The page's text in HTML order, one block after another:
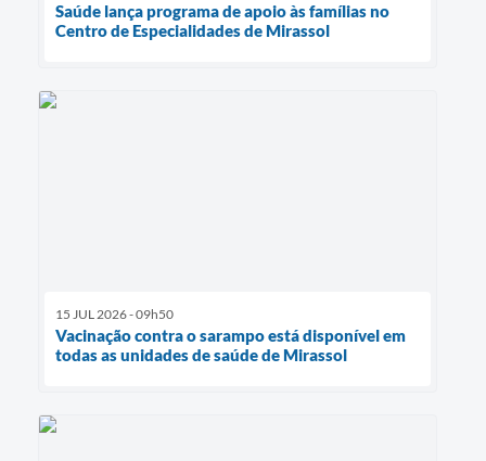
Saúde lança programa de apoio às famílias no
Centro de Especialidades de Mirassol
15 JUL 2026 - 09h50
Vacinação contra o sarampo está disponível em
todas as unidades de saúde de Mirassol